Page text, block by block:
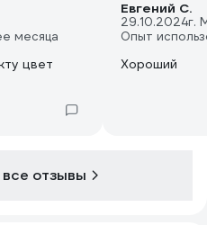
месяца
цвет
Евгений С.
29.10.2024г.
Опыт
Хороший
отзывы